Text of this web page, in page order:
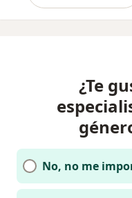
¿Te
No, no me